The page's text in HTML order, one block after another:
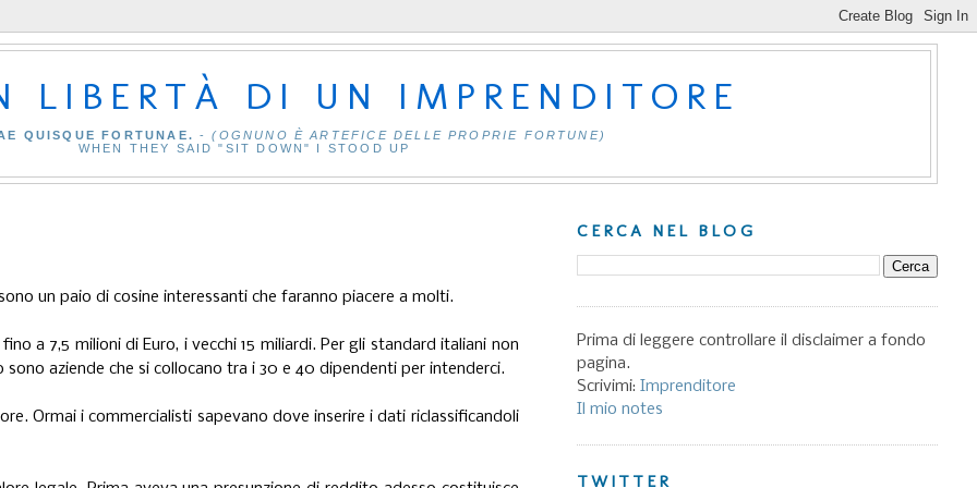
LIBERTÀ DI UN IMPRENDITORE
QUISQUE FORTUNAE. -(OGNUNO È ARTEFICE DELLE PROPRIE FORTUNE)
WHEN THEY SAID "SIT DOWN" I STOOD UP
un paio di cosine interessanti che faranno piacere a molti.
a 7,5 milioni di Euro, i vecchi 15 miliardi. Per gli standard italiani non
aziende che si collocano tra i 30 e 40 dipendenti per intenderci.
Ormai i commercialisti sapevano dove inserire i dati riclassificandoli
CERCA NEL BLOG
Prima di leggere controllare il disclaimer a fondo
pagina.
Scrivimi: Imprenditore
Il mio notes
TWITTER